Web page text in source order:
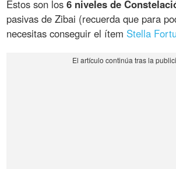
Estos son los6 niveles de
pasivas de Zibai (recuerda que para
necesitas conseguir el ítem Stella